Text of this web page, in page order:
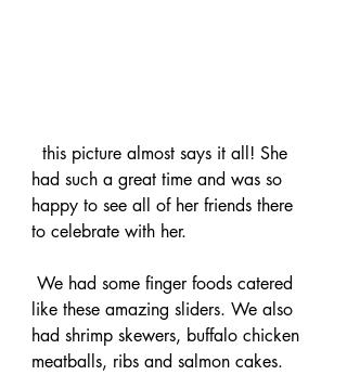
had such a great time and was so
happy to see all of her friends there
to celebrate with her.
like these amazing sliders. We also
had shrimp skewers, buffalo chicken
meatballs, ribs and salmon cakes.